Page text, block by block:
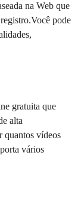
na Web que
pode
gratuita que
alta
quantos vídeos
vários